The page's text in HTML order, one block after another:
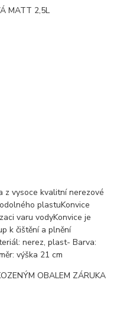
MATT 2,5L
z vysoce kvalitní nerezové
plastuKonvice
varu vodyKonvice je
k čištění a plnění
nerez, plast- Barva:
výška 21 cm
OBALEM ZÁRUKA